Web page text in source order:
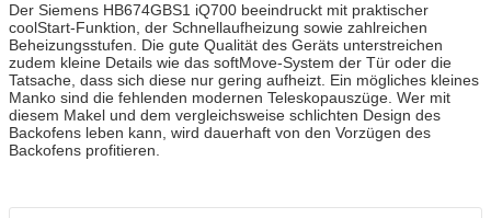
Der Siemens HB674GBS1 iQ700 beeindruckt mit praktischer
coolStart-Funktion, der Schnellaufheizung sowie zahlreichen
Beheizungsstufen. Die gute Qualität des Geräts unterstreichen
zudem kleine Details wie das softMove-System der Tür oder die
Tatsache, dass sich diese nur gering aufheizt. Ein mögliches kleines
Manko sind die fehlenden modernen Teleskopauszüge. Wer mit
diesem Makel und dem vergleichsweise schlichten Design des
Backofens leben kann, wird dauerhaft von den Vorzügen des
Backofens profitieren.